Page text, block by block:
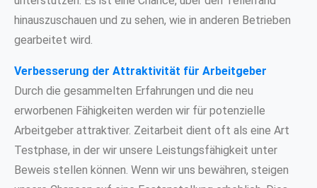
hinauszuschauen und zu sehen, wie in anderen Betrieben
gearbeitet wird.
Verbesserung der Attraktivität für Arbeitgeber
Durch die gesammelten Erfahrungen und die neu
erworbenen Fähigkeiten werden wir für potenzielle
Arbeitgeber attraktiver. Zeitarbeit dient oft als eine Art
Testphase, in der wir unsere Leistungsfähigkeit unter
Beweis stellen können. Wenn wir uns bewähren, steigen